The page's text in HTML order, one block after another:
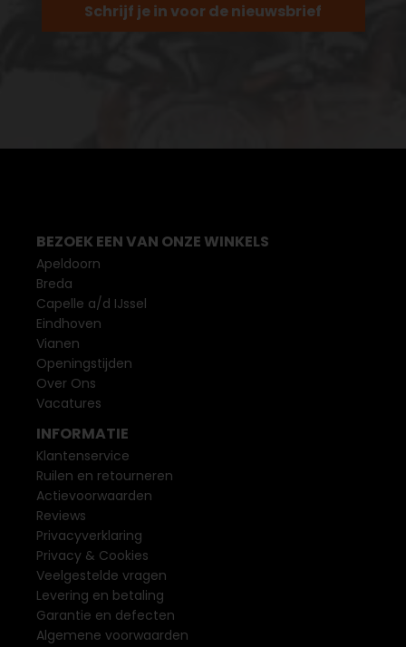
Schrijf je in voor de nieuwsbrief
BEZOEK EEN VAN ONZE WINKELS
Apeldoorn
Breda
Capelle a/d IJssel
Eindhoven
Vianen
Openingstijden
Over Ons
Vacatures
INFORMATIE
Klantenservice
Ruilen en retourneren
Actievoorwaarden
Reviews
Privacyverklaring
Privacy & Cookies
Veelgestelde vragen
Levering en betaling
Garantie en defecten
Algemene voorwaarden